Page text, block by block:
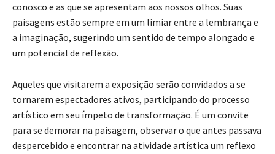
conosco e as que se apresentam aos nossos olhos. Suas
paisagens estão sempre em um limiar entre a lembrança e
a imaginação, sugerindo um sentido de tempo alongado e
um potencial de reflexão.
Aqueles que visitarem a exposição serão convidados a se
tornarem espectadores ativos, participando do processo
artístico em seu ímpeto de transformação. É um convite
para se demorar na paisagem, observar o que antes passava
despercebido e encontrar na atividade artística um reflexo